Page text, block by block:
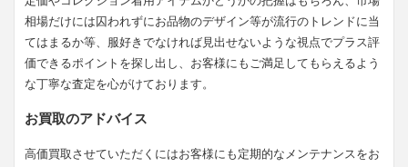
相場だけには囚われずにお品物のデザイン等が流行のトレンドに当
てはまるか等、服好きでなければ見出せないような視点でプラス評
価できるポイントを探し出し、お客様にもご満足してもらえるよう
な丁寧な査定を心がけております。
お買取のアドバイス
高価買取させていただくにはお客様にも定期的なメンテナンスをお